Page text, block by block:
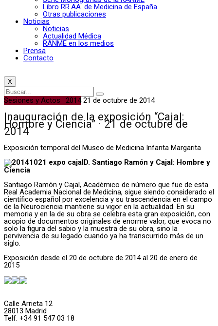
Libro RR.AA. de Medicina de España
Otras publicaciones
Noticias
Noticias
Actualidad Médica
RANME en los medios
Prensa
Contacto
X
Sesiones y Actos · 2014 21 de octubre de 2014
Inauguración de la exposición “Cajal:
Hombre y Ciencia” · 21 de octubre de
2014
Exposición temporal del Museo de Medicina Infanta Margarita
D. Santiago Ramón y Cajal: Hombre y
Ciencia
Santiago Ramón y Cajal, Académico de número que fue de esta
Real Academia Nacional de Medicina, sigue siendo considerado el
científico español por excelencia y su trascendencia en el campo
de la Neurociencia mantiene su vigor en la actualidad. En su
memoria y en la de su obra se celebra esta gran exposición, con
acopio de documentos originales de enorme valor, que evoca no
solo la figura del sabio y la muestra de su obra, sino la
pervivencia de su legado cuando ya ha transcurrido más de un
siglo.
Exposición desde el 20 de octubre de 2014 al 20 de enero de
2015
Calle Arrieta 12
28013 Madrid
Telf. +34 91 547 03 18